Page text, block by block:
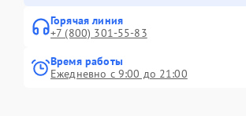
Горячая линия
+7 (800) 301-55-83
Время работы
Ежедневно с 9:00 до 21:00